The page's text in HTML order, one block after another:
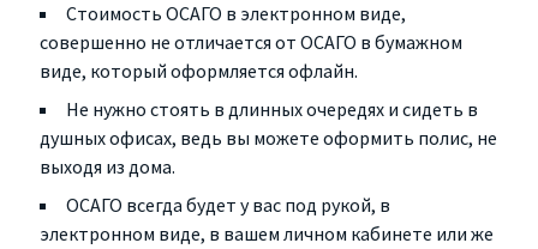
Стоимость ОСАГО в электронном виде,
совершенно не отличается от ОСАГО в бумажном
виде, который оформляется офлайн.
Не нужно стоять в длинных очередях и сидеть в
душных офисах, ведь вы можете оформить полис, не
выходя из дома.
ОСАГО всегда будет у вас под рукой, в
электронном виде, в вашем личном кабинете или же